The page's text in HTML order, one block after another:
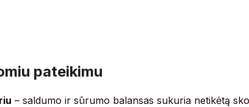
pateikimu
– saldumo ir sūrumo balansas sukuria netikėtą